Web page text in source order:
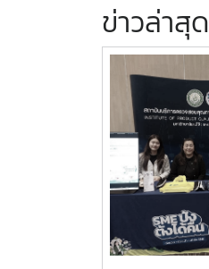
ข่าวล่าสุด